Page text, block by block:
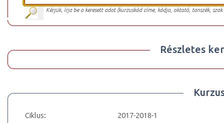
Kérjük, írja be a keresett adat (kurzuskód címe, kódja, oktató, tanszék,
Részletes
Ciklus:
2017-2018-1